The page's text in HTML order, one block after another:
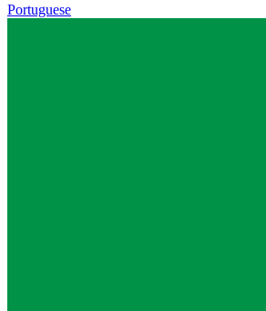
Portuguese